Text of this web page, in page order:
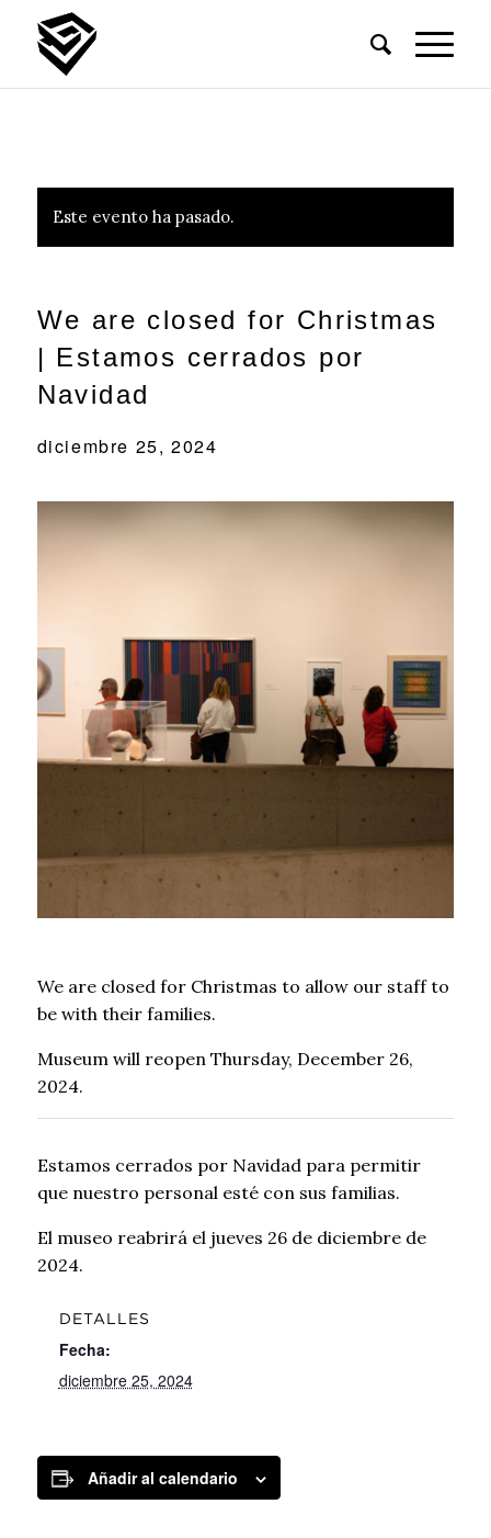
Este evento ha pasado.
We are closed for Christmas
| Estamos cerrados por
Navidad
diciembre 25, 2024
We are closed for Christmas to allow our staff to
be with their families.
Museum will reopen Thursday, December 26,
2024.
Estamos cerrados por Navidad para permitir
que nuestro personal esté con sus familias.
El museo reabrirá el jueves 26 de diciembre de
2024.
DETALLES
Fecha:
diciembre 25, 2024
Añadir al calendario